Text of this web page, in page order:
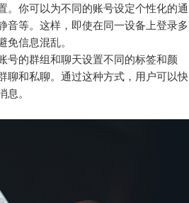
。你可以为不同的账号设定个性化的通
音等。这样，即使在同一设备上登录多
信息混乱。
号的群组和聊天设置不同的标签和颜
聊和私聊。通过这种方式，用户可以快
息。